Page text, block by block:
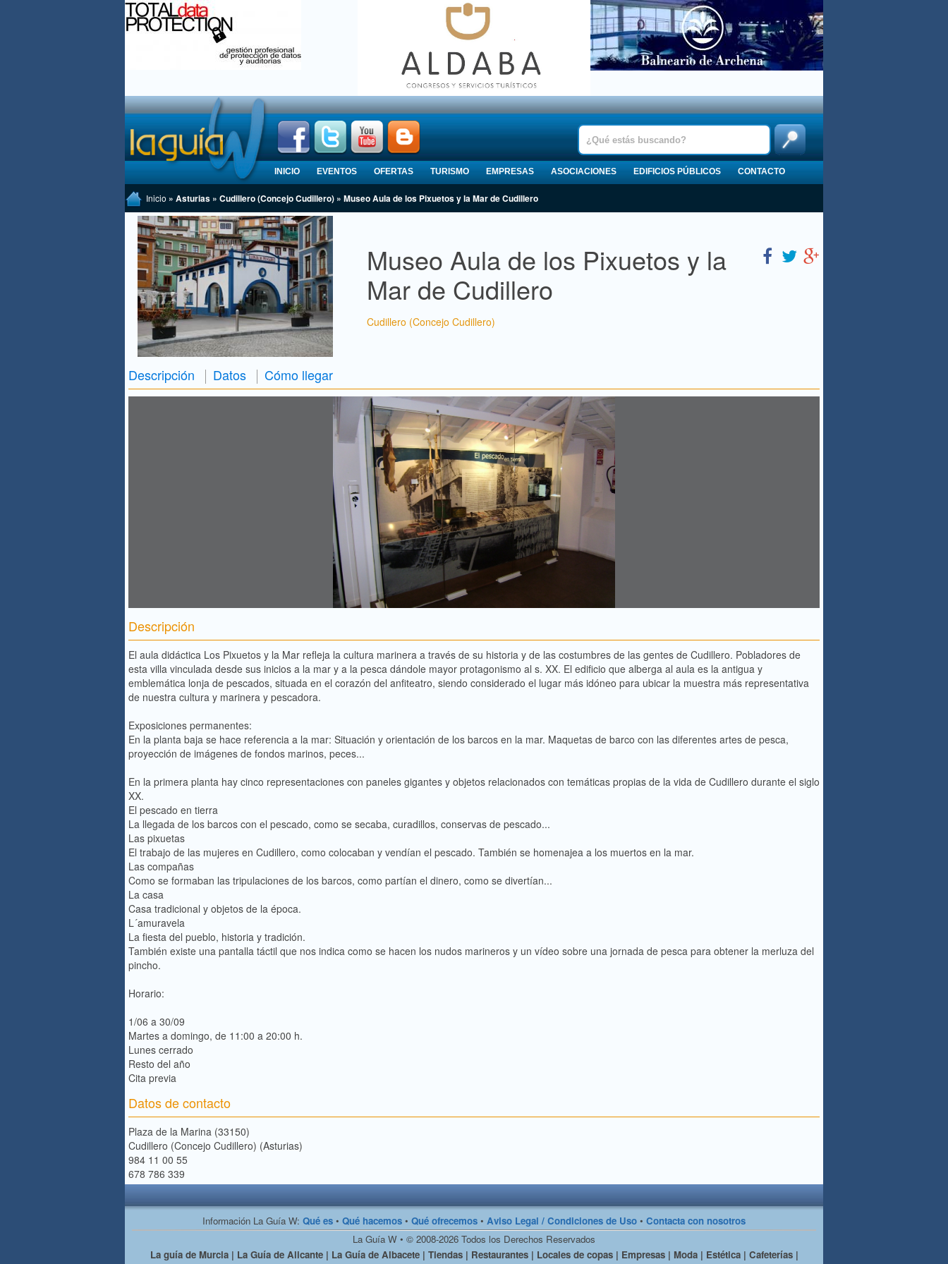
INICIO EVENTOS OFERTAS TURISMO EMPRESAS ASOCIACIONES EDIFICIOS PÚBLICOS CONTACTO
Inicio » Asturias » Cudillero (Concejo Cudillero) » Museo Aula de los Pixuetos y la Mar de Cudillero
Museo Aula de los Pixuetos y la
Mar de Cudillero
Cudillero (Concejo Cudillero)
Descripción Datos Cómo llegar
Descripción
El aula didáctica Los Pixuetos y la Mar refleja la cultura marinera a través de su historia y de las costumbres de las gentes de Cudillero. Pobladores de
esta villa vinculada desde sus inicios a la mar y a la pesca dándole mayor protagonismo al s. XX. El edificio que alberga al aula es la antigua y
emblemática lonja de pescados, situada en el corazón del anfiteatro, siendo considerado el lugar más idóneo para ubicar la muestra más representativa
de nuestra cultura y marinera y pescadora.
Exposiciones permanentes:
En la planta baja se hace referencia a la mar: Situación y orientación de los barcos en la mar. Maquetas de barco con las diferentes artes de pesca,
proyección de imágenes de fondos marinos, peces...
En la primera planta hay cinco representaciones con paneles gigantes y objetos relacionados con temáticas propias de la vida de Cudillero durante el siglo
XX.
El pescado en tierra
La llegada de los barcos con el pescado, como se secaba, curadillos, conservas de pescado...
Las pixuetas
El trabajo de las mujeres en Cudillero, como colocaban y vendían el pescado. También se homenajea a los muertos en la mar.
Las compañas
Como se formaban las tripulaciones de los barcos, como partían el dinero, como se divertían...
La casa
Casa tradicional y objetos de la época.
L´amuravela
La fiesta del pueblo, historia y tradición.
También existe una pantalla táctil que nos indica como se hacen los nudos marineros y un vídeo sobre una jornada de pesca para obtener la merluza del
pincho.
Horario:
1/06 a 30/09
Martes a domingo, de 11:00 a 20:00 h.
Lunes cerrado
Resto del año
Cita previa
Datos de contacto
Plaza de la Marina (33150)
Cudillero (Concejo Cudillero) (Asturias)
984 11 00 55
678 786 339
Información La Guía W: Qué es • Qué hacemos • Qué ofrecemos • Aviso Legal / Condiciones de Uso • Contacta con nosotros
La Guía W • © 2008-2026 Todos los Derechos Reservados
La guía de Murcia | La Guía de Alicante | La Guía de Albacete | Tiendas | Restaurantes | Locales de copas | Empresas | Moda | Estética | Cafeterías |